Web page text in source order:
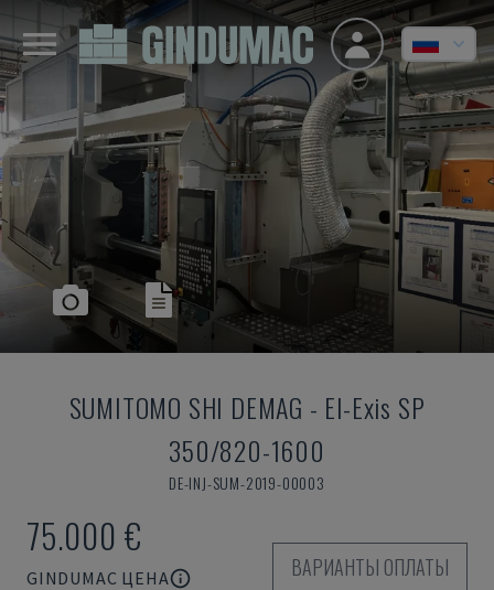
SUMITOMO SHI DEMAG - El-Exis SP
350/820-1600
DE-INJ-SUM-2019-00003
75.000 €
GINDUMAC ЦЕНА
ВАРИАНТЫ ОПЛАТЫ